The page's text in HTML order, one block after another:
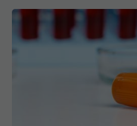
Alertă în Europa după
Anzi, singura tulpină